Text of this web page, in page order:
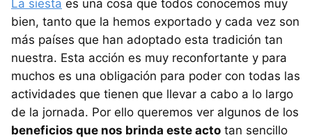
La siesta es una cosa que todos conocemos muy
bien, tanto que la hemos exportado y cada vez son
más países que han adoptado esta tradición tan
nuestra. Esta acción es muy reconfortante y para
muchos es una obligación para poder con todas las
actividades que tienen que llevar a cabo a lo largo
de la jornada. Por ello queremos ver algunos de los
beneficios que nos brinda este acto tan sencillo